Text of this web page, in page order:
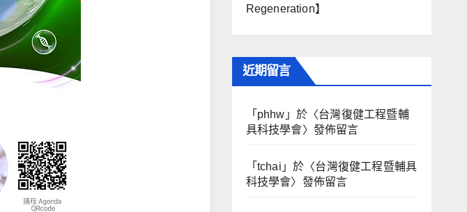
Regeneration】
近期留言
「 phhw 」於〈台灣復健工程暨輔
具科技學會〉發佈留言
「 tchai 」於〈台灣復健工程暨輔具
科技學會〉發佈留言